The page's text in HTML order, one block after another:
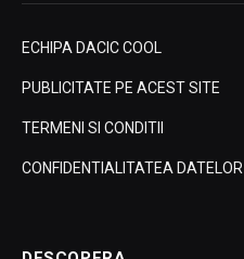
ECHIPA DACIC COOL
PUBLICITATE PE ACEST SITE
TERMENI SI CONDITII
CONFIDENTIALITATEA DATELOR